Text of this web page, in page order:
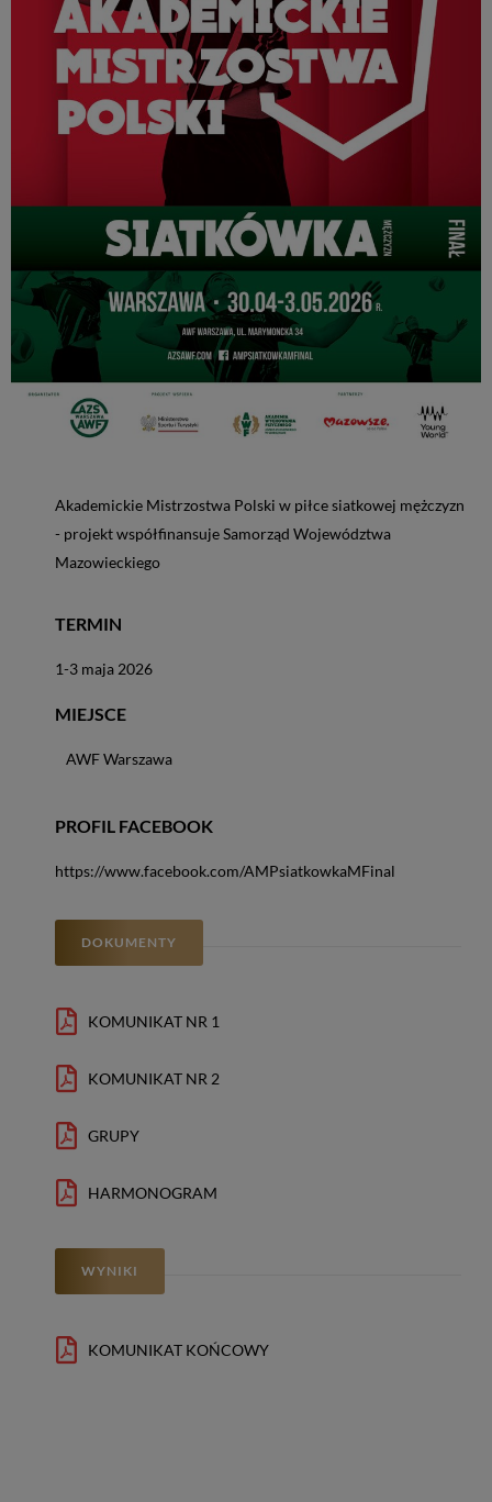
Akademickie Mistrzostwa Polski w piłce siatkowej mężczyzn
- projekt współfinansuje Samorząd Województwa
Mazowieckiego
TERMIN
1-3 maja 2026
MIEJSCE
AWF Warszawa
PROFIL FACEBOOK
https://www.facebook.com/AMPsiatkowkaMFinal
DOKUMENTY
KOMUNIKAT NR 1
KOMUNIKAT NR 2
GRUPY
HARMONOGRAM
WYNIKI
KOMUNIKAT KOŃCOWY